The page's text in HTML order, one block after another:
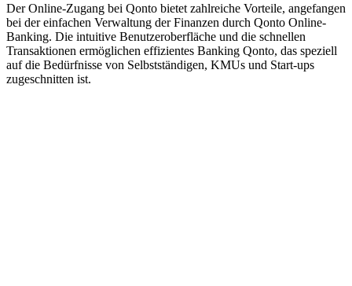
Der Online-Zugang bei Qonto bietet zahlreiche Vorteile, angefangen
bei der einfachen Verwaltung der Finanzen durch Qonto Online-
Banking. Die intuitive Benutzeroberfläche und die schnellen
Transaktionen ermöglichen effizientes Banking Qonto, das speziell
auf die Bedürfnisse von Selbstständigen, KMUs und Start-ups
zugeschnitten ist.